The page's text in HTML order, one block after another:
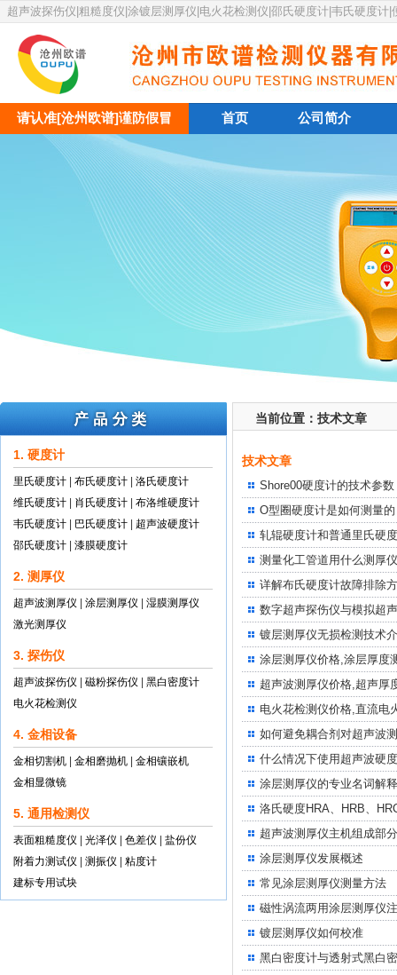
超声波探伤仪|粗糙度仪|涂镀层测厚仪|电火花检测仪|邵氏硬度计|韦氏硬度计|
请认准[沧州欧谱]谨防假冒 首页 公司简介
1. 硬度计
里氏硬度计 布氏硬度计
洛氏硬度计
维氏硬度计
肖氏硬度计
布洛维硬度计
韦氏硬度计
巴氏硬度计
超声波硬度计
邵氏硬度计
漆膜硬度计
2. 测厚仪
超声波测厚仪 涂层测厚仪
湿膜测厚仪
激光测厚仪
3. 探伤仪
超声波探伤仪 磁粉探伤仪
黑白密度计
电火花检测仪
4. 金相设备
金相切割机 金相磨抛机
金相镶嵌机
金相显微镜
5. 通用检测仪
表面粗糙度仪 光泽仪 色差仪
盐份仪
附着力测试仪
测振仪
粘度计
建标专用试块
当前位置： 技术文章
技术文章
Shore00硬度计的技术参数
O型圈硬度计是如何测量的
轧辊硬度计和普通里氏硬
测量化工管道用什么测厚
详解布氏硬度计故障排除
数字超声探伤仪与模拟超
镀层测厚仪无损检测技术
涂层测厚仪价格,涂层厚度
超声波测厚仪价格,超声厚
电火花检测仪价格,直流电
如何避免耦合剂对超声波
什么情况下使用超声波硬
涂层测厚仪的专业名词解释
洛氏硬度HRA、HRB、
超声波测厚仪主机组成部分
涂层测厚仪发展概述
常见涂层测厚仪测量方法
磁性涡流两用涂层测厚仪
镀层测厚仪如何校准
黑白密度计与透射式黑白